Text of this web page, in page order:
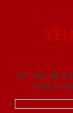
Vui lòng nhập
với quý